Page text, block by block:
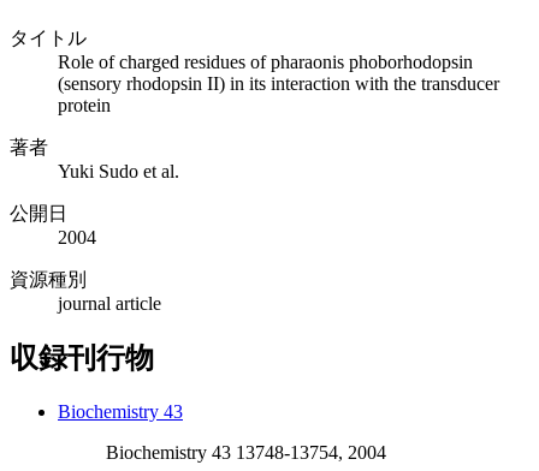
タイトル
Role of charged residues of pharaonis phoborhodopsin
(sensory rhodopsin II) in its interaction with the transducer
protein
著者
Yuki Sudo et al.
公開日
2004
資源種別
journal article
収録刊行物
Biochemistry 43
Biochemistry 43 13748-13754, 2004